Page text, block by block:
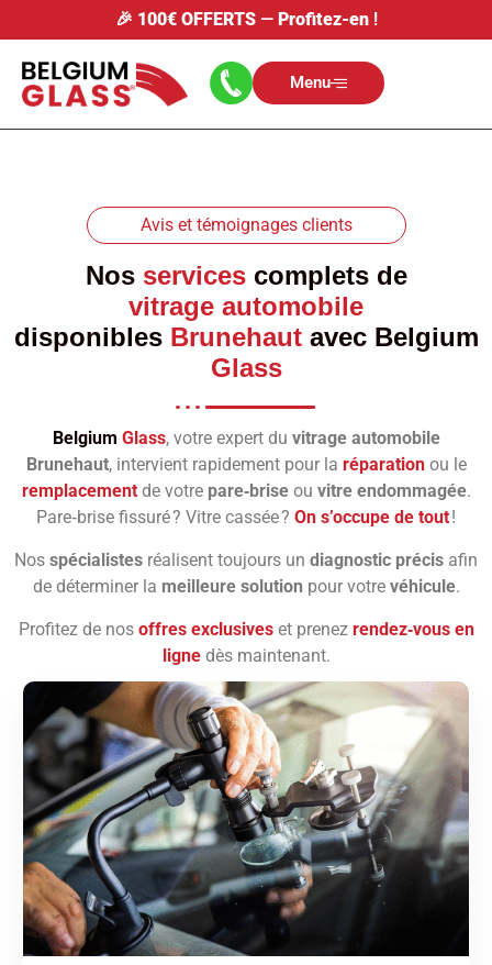
🎉 100€ OFFERTS— Profitez-en!
Menu
Avis et témoignages clients
Nos servicescomplets de
vitrage automobile
disponibles Brunehautavec Belgium
Glass
Belgium Glass, votre expert du vitrage automobile
Brunehaut, intervient rapidement pour la réparationou le
remplacementde votre pare‑briseou vitre endommagée.
Pare‑brise fissuré ? Vitre cassée ? On s’occupe de tout!
Nos spécialistes réalisent toujours un diagnostic précis afin
de déterminer la meilleure solution pour votre véhicule.
Profitez de nos offres exclusiveset prenez rendez‑vous en
lignedès maintenant.